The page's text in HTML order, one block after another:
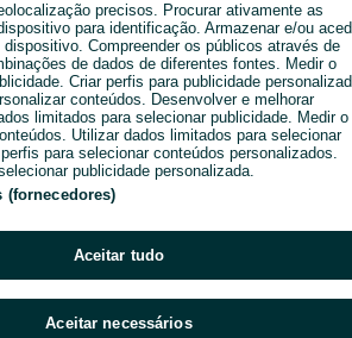
Enviar mensagem
precisos. Procurar ativamente as
para identificação. Armazenar e/ou
Compreender os públicos através de
de dados de diferentes fontes. Medir o
Criar perfis para publicidade
conteúdos. Desenvolver e melhorar
limitados para selecionar publicidade. Medir o
Utilizar dados limitados para selecionar
para selecionar conteúdos personalizados.
publicidade personalizada.
(fornecedores)
Aceitar tudo
Aceitar necessários